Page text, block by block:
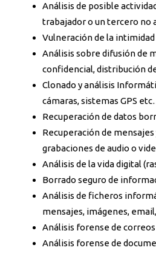
Análisis de posible
trabajador o un tercero no
Vulneración de la
Análisis sobre difusión de
confidencial, distribución
Clonado y análisis
cámaras, sistemas GPS
Recuperación de datos
Recuperación de
grabaciones de audio o
Análisis de la vida digital
Borrado seguro de
Análisis de ficheros
mensajes, imágenes,
Análisis forense de
Análisis forense de